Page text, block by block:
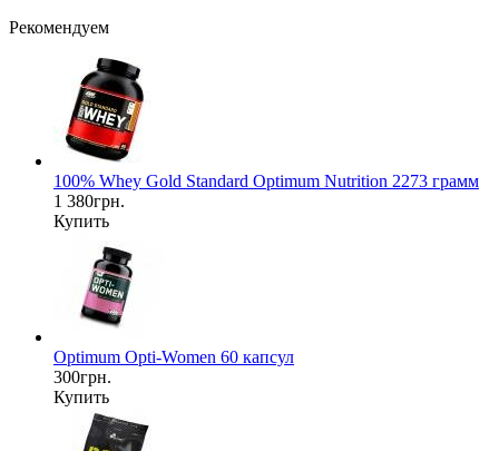
Рекомендуем
100% Whey Gold Standard Optimum Nutrition 2273 грамм
1 380грн.
Купить
Optimum Opti-Women 60 капсул
300грн.
Купить